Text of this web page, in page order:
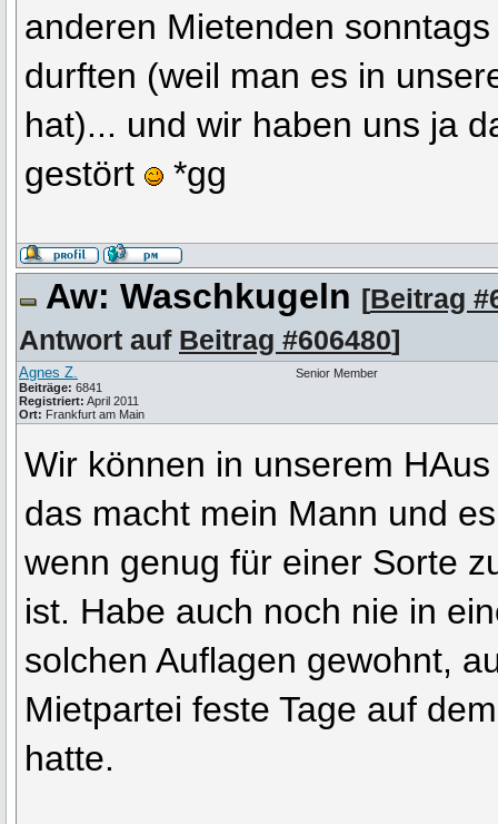
anderen Mietenden
durften (weil man es in
hat)... und wir haben uns ja
gestört
*gg
Aw: Waschkugeln [Beitrag
Antwort auf Beitrag #606480]
Agnes Z.
Beiträge: 6841
Registriert: April 2011
Ort: Frankfurt am Main
Senior Member
Wir können in unserem
das macht mein Mann und
wenn genug für einer Sorte
ist. Habe auch noch nie in
solchen Auflagen gewohnt,
Mietpartei feste Tage auf
hatte.